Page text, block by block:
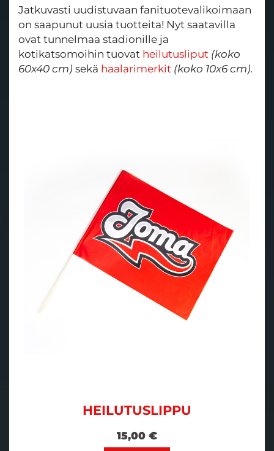
Jatkuvasti uudistuvaan fanituotevalikoimaan
on saapunut uusia tuotteita! Nyt saatavilla
ovat tunnelmaa stadionille ja
kotikatsomoihin tuovat heilutusliput (koko
60x40 cm) sekä haalarimerkit (koko 10x6 cm).
HEILUTUSLIPPU
15,00 €